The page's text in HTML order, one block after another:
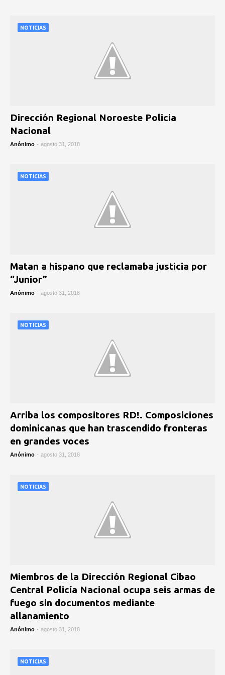
NOTICIAS
Dirección Regional Noroeste Policia
Nacional
Anónimo - agosto 31, 2018
NOTICIAS
Matan a hispano que reclamaba justicia por
“Junior”
Anónimo - agosto 31, 2018
NOTICIAS
Arriba los compositores RD!. Composiciones
dominicanas que han trascendido fronteras
en grandes voces
Anónimo - agosto 31, 2018
NOTICIAS
Miembros de la Dirección Regional Cibao
Central Policía Nacional ocupa seis armas de
fuego sin documentos mediante
allanamiento
Anónimo - agosto 31, 2018
NOTICIAS